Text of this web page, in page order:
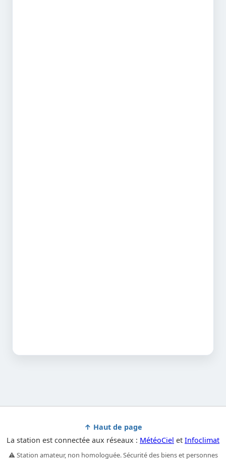
↑ Haut de page
La station est connectée aux réseaux : MétéoCiel et Infoclimat
⚠️ Station amateur, non homologuée. Sécurité des biens et personnes